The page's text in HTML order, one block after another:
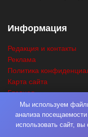
Информация
Редакция и контакты
Реклама
Политика
Карта сайта
Главная
ПоискМы используем
анализа
использовать сайт,